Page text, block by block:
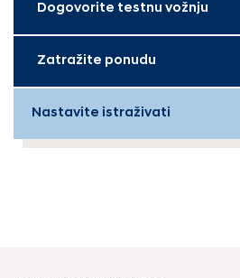
Dogovorite testnu vožnju
Zatražite ponudu
Nastavite istraživati